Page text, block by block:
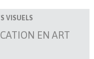
VISUELS
EN ART